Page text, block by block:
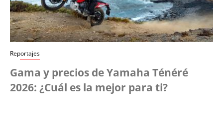
Reportajes
Gama y precios de Yamaha Ténéré
2026: ¿Cuál es la mejor para ti?